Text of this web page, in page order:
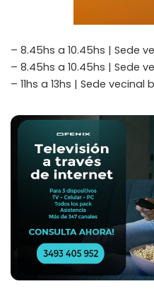
– 8.45hs a 10.45hs | Sede
– 8.45hs a 10.45hs | Sede
– 11hs a 13hs | Sede vecinal